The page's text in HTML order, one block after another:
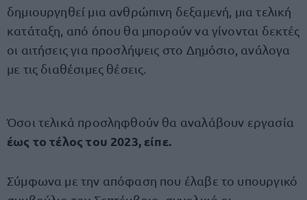
δημιουργηθεί μια ανθρώπινη δεξαμενή, μια τελική
κατάταξη, από όπου θα μπορούν να γίνονται δεκτές
οι αιτήσεις για προσλήψεις στο Δημόσιο, ανάλογα
με τις διαθέσιμες θέσεις.
Όσοι τελικά προσληφθούν θα αναλάβουν εργασία
έως το τέλος του 2023, είπε.
Σύμφωνα με την απόφαση που έλαβε το υπουργικό